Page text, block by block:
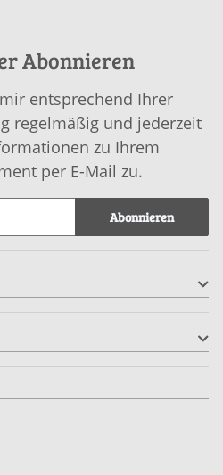
Abonnieren
entsprechend Ihrer
regelmäßig und jederzeit
zu Ihrem
per E-Mail zu.
Abonnieren